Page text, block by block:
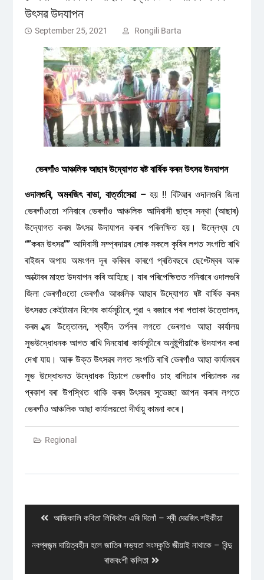
উৎসৱ উদযাপন
September 25, 2021 Rongili Barta
ভেৰগাঁ‌ও আঞ্চলিক আছাৰ উদ্যোগত ষষ্ট বাৰ্ষিক কৰম উৎসৱ উদযাপন
ওদালগুৰি, অমৰজিৎ ৰাভা, বাৰ্ত্তাসেৱা –হয় !! বিটআৰ ওদালগুৰি জিলা
ভেৰগাঁ‌ওতো শনিবাৰে ভেৰগাঁ‌ও আঞ্চলিক আদিবাসী ছাত্ৰ সন্থা (আছাৰ)
উদ্যোগত কৰম উৎসৱ উদাযাপন কৰাৰ পৰিলক্ষিত হয়। উল্লেখ্য যে
“”কৰম উৎসৱ”” আদিবাসী সম্প্ৰদায়ৰ লোক সকলে কৃষিৰ লগত সংগতি ৰাখি
ৰাইজৰ অপায় অমংগল দূৰ কৰিবৰ কাৰণে প্ৰতিবছৰে ছেপ্টেম্বৰ আৰু
অক্টোবৰ মাহত উদযাপন কৰি আহিছে। যাৰ পৰিপেক্ষিতত শনিবাৰে ওদালগুৰি
জিলা ভেৰগাঁ‌ওতো ভেৰগাঁ‌ও আঞ্চলিক আছাৰ উদ্যোগত ষষ্ট বাৰ্ষিক কৰম
উৎসৱত কেইটামান বিশেষ কাৰ্যসূচীৰে, পুৱা ৭ বজাৰে পৰা পতাকা উত্তোলন,
কৰম ধ্ব্জ উত্তোলন, শ্বহীদ তৰ্পনৰ লগতে ভেৰগাও আছা কাৰ্যালয়
সুভউদ্ধোধনক আগত ৰাখি দিনযোৰা কাৰ্যসূচীৰে অনুষ্টুপীয়াকৈ উদযাপন কৰা
দেখা যায়। আৰু উক্ত উৎসৱৰ লগত সংগতি ৰাখি ভেৰগাঁ‌ও আছা কাৰ্যালয়ৰ
সুভ উদ্ধোধনত উদ্ধোধক হিচাপে ভেৰগাঁ‌ও চাহ বাগিচাৰ পৰিচালক নৱ
প্ৰকাশ বৰা উপস্থিত থাকি কৰম উৎসৱৰ সুভেচ্ছা জ্ঞাপন কৰাৰ লগতে
ভেৰগাঁ‌ও আঞ্চলিক আছা কাৰ্যালয়তো দীৰ্ঘায়ু কামনা কৰে।
Regional
Previous
আজিকালি কবিতা লিখিবলৈ এৰি দিলোঁ – শ্ৰী দেৱজিৎ শইকীয়া
Next
নবপ্ৰজন্ম দায়িত্বহীন হলে জাতিৰ সভ্যতা সংস্কৃতি জীয়াই নাথাকে – বিন্দু
ৰাজবংশী কলিতা